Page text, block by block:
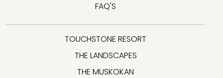
FAQ'S
TOUCHSTONE RESORT
THE LANDSCAPES
THE MUSKOKAN